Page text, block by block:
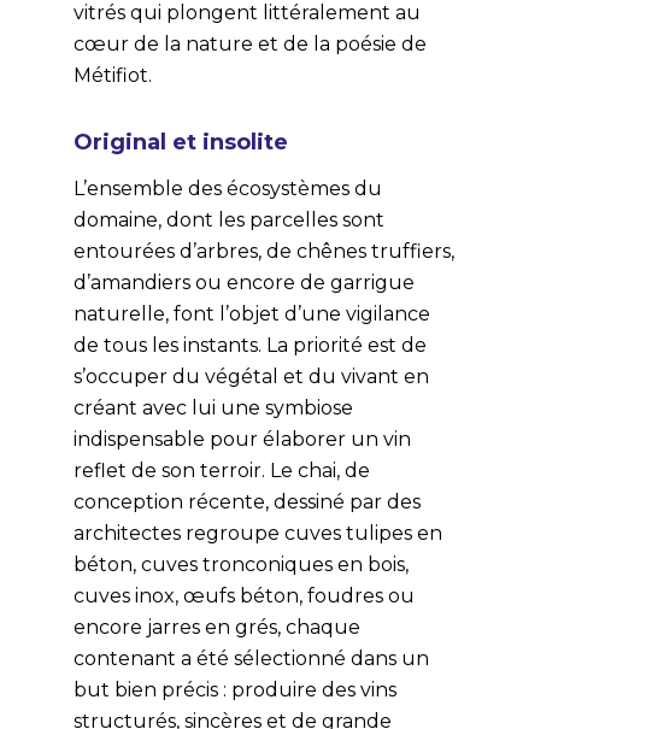
vitrés qui plongent littéralement au
cœur de la nature et de la poésie de
Métifiot.
Original et insolite
L’ensemble des écosystèmes du
domaine, dont les parcelles sont
entourées d’arbres, de chênes truffiers,
d’amandiers ou encore de garrigue
naturelle, font l’objet d’une vigilance
de tous les instants. La priorité est de
s’occuper du végétal et du vivant en
créant avec lui une symbiose
indispensable pour élaborer un vin
reflet de son terroir. Le chai, de
conception récente, dessiné par des
architectes regroupe cuves tulipes en
béton, cuves tronconiques en bois,
cuves inox, œufs béton, foudres ou
encore jarres en grés, chaque
contenant a été sélectionné dans un
but bien précis : produire des vins
structurés, sincères et de grande